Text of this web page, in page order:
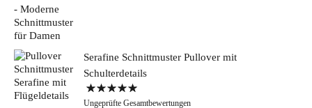
Serafine Schnittmuster Pullover mit
Schulterdetails
Bewertet mit
Ungeprüfte Gesamtbewertungen